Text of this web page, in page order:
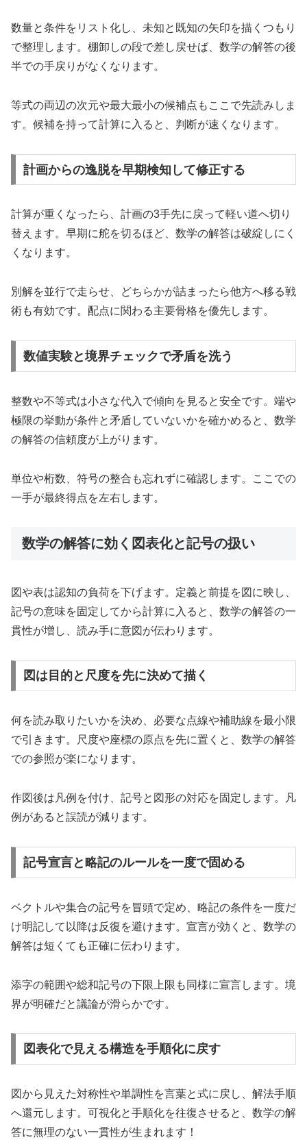
数量と条件をリスト化し、未知と既知の矢印を描くつもり
で整理します。棚卸しの段で差し戻せば、数学の解答の後
半での手戻りがなくなります。
等式の両辺の次元や最大最小の候補点もここで先読みしま
す。候補を持って計算に入ると、判断が速くなります。
計画からの逸脱を早期検知して修正する
計算が重くなったら、計画の3手先に戻って軽い道へ切り
替えます。早期に舵を切るほど、数学の解答は破綻しにく
くなります。
別解を並行で走らせ、どちらかが詰まったら他方へ移る戦
術も有効です。配点に関わる主要骨格を優先します。
数値実験と境界チェックで矛盾を洗う
整数や不等式は小さな代入で傾向を見ると安全です。端や
極限の挙動が条件と矛盾していないかを確かめると、数学
の解答の信頼度が上がります。
単位や桁数、符号の整合も忘れずに確認します。ここでの
一手が最終得点を左右します。
数学の解答に効く図表化と記号の扱い
図や表は認知の負荷を下げます。定義と前提を図に映し、
記号の意味を固定してから計算に入ると、数学の解答の一
貫性が増し、読み手に意図が伝わります。
図は目的と尺度を先に決めて描く
何を読み取りたいかを決め、必要な点線や補助線を最小限
で引きます。尺度や座標の原点を先に置くと、数学の解答
での参照が楽になります。
作図後は凡例を付け、記号と図形の対応を固定します。凡
例があると誤読が減ります。
記号宣言と略記のルールを一度で固める
ベクトルや集合の記号を冒頭で定め、略記の条件を一度だ
け明記して以降は反復を避けます。宣言が効くと、数学の
解答は短くても正確に伝わります。
添字の範囲や総和記号の下限上限も同様に宣言します。境
界が明確だと議論が滑らかです。
図表化で見える構造を手順化に戻す
図から見えた対称性や単調性を言葉と式に戻し、解法手順
へ還元します。可視化と手順化を往復させると、数学の解
答に無理のない一貫性が生まれます！